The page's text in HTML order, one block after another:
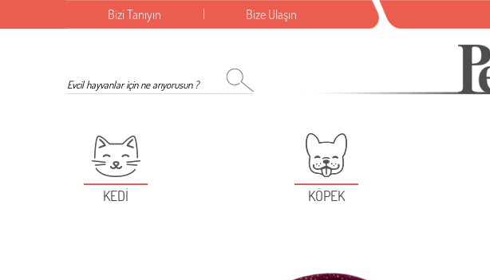
Bizi Tanıyın Bize Ulaşın
KEDİ KÖPEK